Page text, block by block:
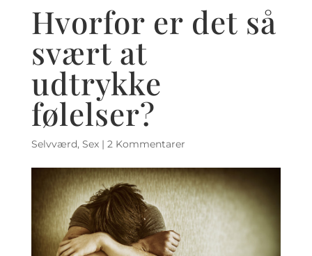
Hvorfor er det så
svært at
udtrykke
følelser?
Selvværd, Sex| 2 Kommentarer